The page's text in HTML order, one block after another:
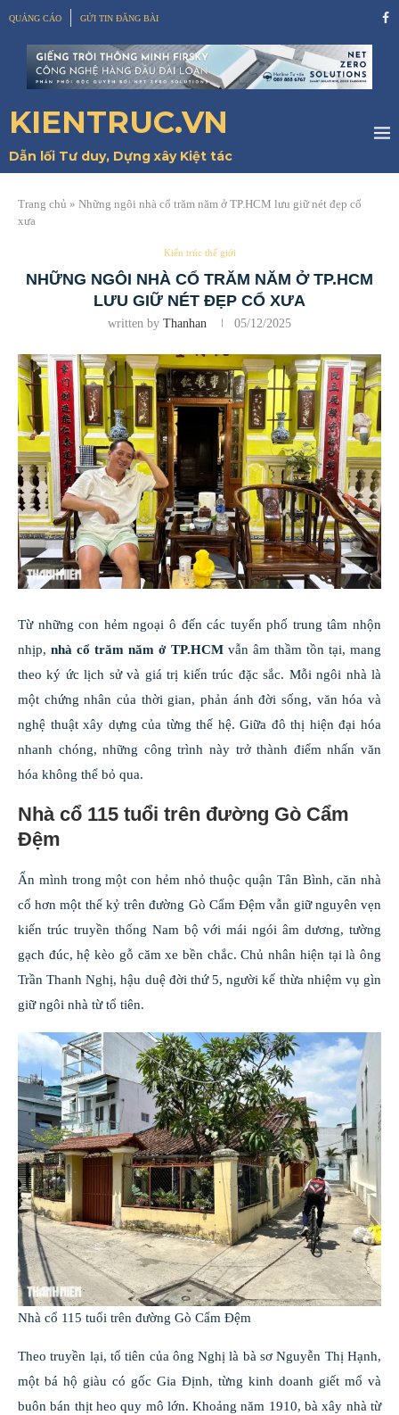
QUẢNG CÁO GỬI TIN ĐĂNG BÀI
KIENTRUC.VN
Dẫn lối Tư duy, Dựng xây Kiệt tác
Trang chủ » Những ngôi nhà cổ trăm năm ở TP.HCM lưu giữ nét đẹp cổ
xưa
Kiến trúc thế giới
NHỮNG NGÔI NHÀ CỔ TRĂM NĂM Ở TP.HCM
LƯU GIỮ NÉT ĐẸP CỔ XƯA
written by Thanhan 05/12/2025
Từ những con hẻm ngoại ô đến các tuyến phố trung tâm nhộn
nhịp,nhà cổ trăm năm ở TP.HCMvẫn âm thầm tồn tại, mang
theo ký ức lịch sử và giá trị kiến trúc đặc sắc. Mỗi ngôi nhà là
một chứng nhân của thời gian, phản ánh đời sống, văn hóa và
nghệ thuật xây dựng của từng thế hệ. Giữa đô thị hiện đại hóa
nhanh chóng, những công trình này trở thành điểm nhấn văn
hóa không thể bỏ qua.
Nhà cổ 115 tuổi trên đường Gò Cẩm
Đệm
Ẩn mình trong một con hẻm nhỏ thuộc quận Tân Bình, căn nhà
cổ hơn một thế kỷ trên đường Gò Cẩm Đệm vẫn giữ nguyên vẹn
kiến trúc truyền thống Nam bộ với mái ngói âm dương, tường
gạch đúc, hệ kèo gỗ căm xe bền chắc. Chủ nhân hiện tại là ông
Trần Thanh Nghị, hậu duệ đời thứ 5, người kế thừa nhiệm vụ gìn
giữ ngôi nhà từ tổ tiên.
Nhà cổ 115 tuổi trên đường Gò Cẩm Đệm
Theo truyền lại, tổ tiên của ông Nghị là bà sơ Nguyễn Thị Hạnh,
một bá hộ giàu có gốc Gia Định, từng kinh doanh giết mổ và
buôn bán thịt heo quy mô lớn. Khoảng năm 1910, bà xây nhà từ